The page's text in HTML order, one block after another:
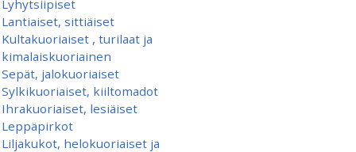
Lyhytsiipiset
Lantiaiset, sittiäiset
Kultakuoriaiset , turilaat ja
kimalaiskuoriainen
Sepät, jalokuoriaiset
Sylkikuoriaiset, kiiltomadot
Ihrakuoriaiset, lesiäiset
Leppäpirkot
Liljakukot, helokuoriaiset ja